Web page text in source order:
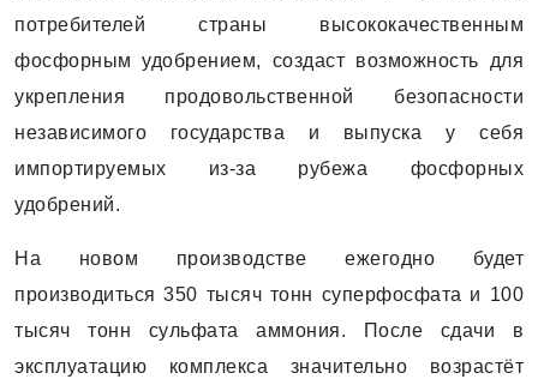
потребителей страны высококачественным
фосфорным удобрением, создаст возможность для
укрепления продовольственной безопасности
независимого государства и выпуска у себя
импортируемых из-за рубежа фосфорных
удобрений.
На новом производстве ежегодно будет
производиться 350 тысяч тонн суперфосфата и 100
тысяч тонн сульфата аммония. После сдачи в
эксплуатацию комплекса значительно возрастёт